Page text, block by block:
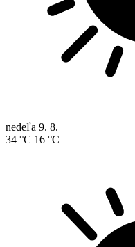
nedeľa 9. 8.
34 °C 16 °C